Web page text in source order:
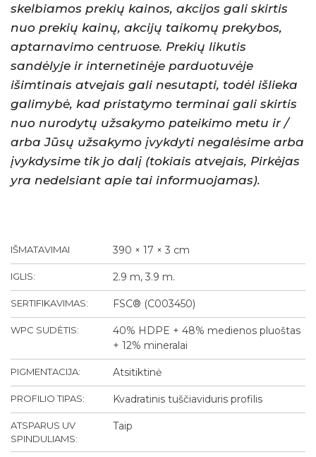
skelbiamos prekių kainos, akcijos gali skirtis
nuo prekių kainų, akcijų taikomų prekybos,
aptarnavimo centruose. Prekių likutis
sandėlyje ir internetinėje parduotuvėje
išimtinais atvejais gali nesutapti, todėl išlieka
galimybė, kad pristatymo terminai gali skirtis
nuo nurodytų užsakymo pateikimo metu ir /
arba Jūsų užsakymo įvykdyti negalėsime arba
įvykdysime tik jo dalį (tokiais atvejais, Pirkėjas
yra nedelsiant apie tai informuojamas).
IŠMATAVIMAI 390 × 17 × 3 cm
IGLIS: 2.9 m, 3.9 m.
SERTIFIKAVIMAS: FSC® (C003450)
WPC SUDĖTIS:
40% HDPE + 48% medienos pluoštas
+ 12% mineralai
PIGMENTACIJA: Atsitiktinė
PROFILIO TIPAS: Kvadratinis tuščiaviduris profilis
ATSPARUS UV
SPINDULIAMS:
Taip